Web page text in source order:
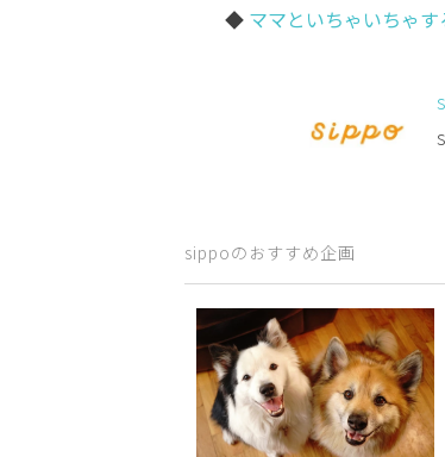
◆ママといちゃいちゃす
sippoのおすすめ企画